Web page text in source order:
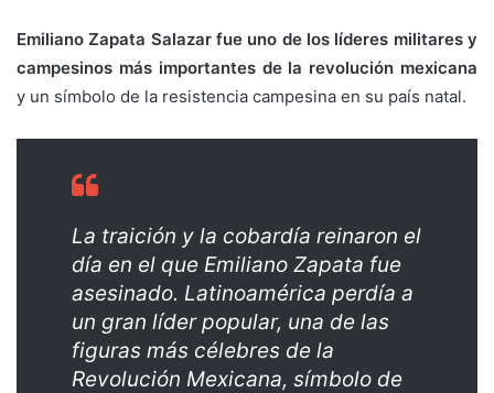
Emiliano Zapata Salazar fue uno de los líderes militares y
campesinos más importantes de la revolución mexicana
y un símbolo de la resistencia campesina en su país natal.
La traición y la cobardía reinaron el
día en el que Emiliano Zapata fue
asesinado. Latinoamérica perdía a
un gran líder popular, una de las
figuras más célebres de la
Revolución Mexicana, símbolo de